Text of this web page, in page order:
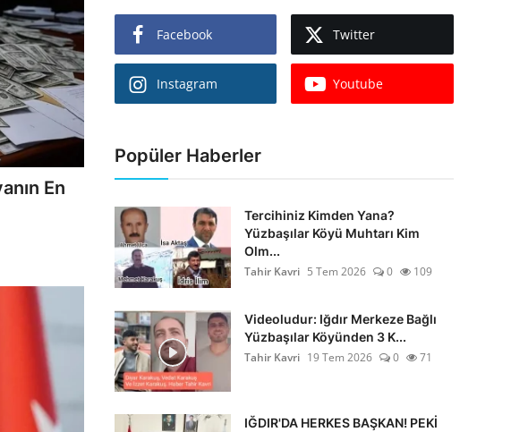
En
Facebook Twitter
Instagram Youtube
Popüler Haberler
Tercihiniz Kimden Yana?
Yüzbaşılar Köyü Muhtarı Kim
Olm...
Tahir Kavri 5 Tem 2026 0 109
Videoludur: Iğdır Merkeze Bağlı
Yüzbaşılar Köyünden 3 K...
Tahir Kavri 19 Tem 2026 0 71
IĞDIR'DA HERKES BAŞKAN! PEKİ